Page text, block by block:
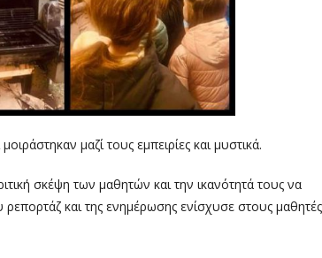
μαζί τους εμπειρίες και μυστικά.
σκέψη των μαθητών και την ικανότητά τους να
και της ενημέρωσης ενίσχυσε στους